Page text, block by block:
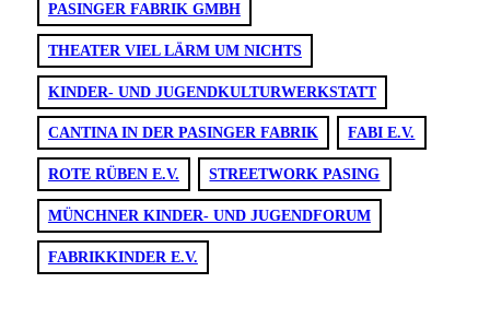
PASINGER FABRIK GMBH
THEATER VIEL LÄRM UM NICHTS
KINDER- UND JUGENDKULTURWERKSTATT
CANTINA IN DER PASINGER FABRIK FABI E.V.
ROTE RÜBEN E.V. STREETWORK PASING
MÜNCHNER KINDER- UND JUGENDFORUM
FABRIKKINDER E.V.